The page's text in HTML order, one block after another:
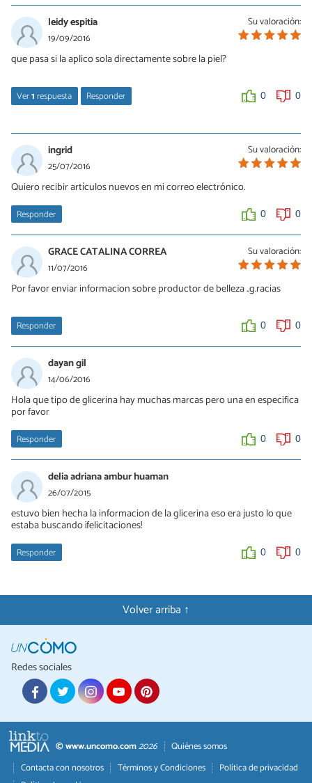
Su valoración:
leidy espitia
19/09/2016
que pasa si la aplico sola directamente sobre la piel?
Ver1respuesta Responder 0 0
18/07/2018
se puede usar en forma pura
Su valoración:
ingrid
25/07/2016
Quiero recibir artículos nuevos en mi correo electrónico.
Responder 0 0
Su valoración:
GRACE CATALINA CORREA
11/07/2016
Por favor enviar informacion sobre productor de belleza ..g.racias
Responder 0 0
dayan gil
14/06/2016
Hola que tipo de glicerina hay muchas marcas pero una en especifica
por favor
Responder 0 0
delia adriana ambur huaman
26/07/2015
estuvo bien hecha la informacion de la glicerina eso era justo lo que
estaba buscando ¡felicitaciones!
Responder 0 0
Volver arriba ↑
Redes sociales
© www.uncomo.com2026
Quiénes somos
Contacta con nosotros
Términos y Condiciones
Política de privacidad